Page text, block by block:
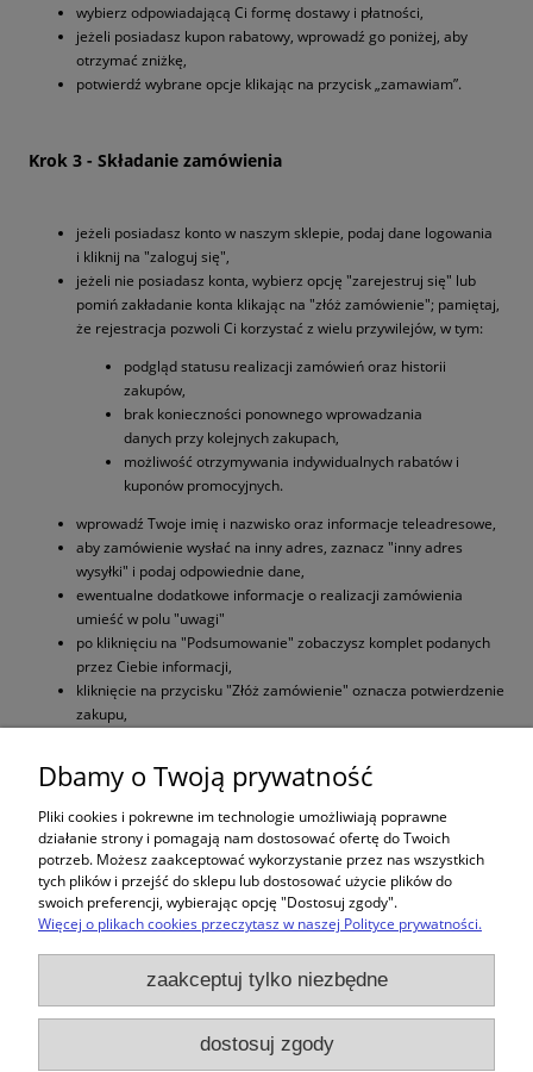
wybierz odpowiadającą Ci formę dostawy i płatności,
jeżeli posiadasz kupon rabatowy, wprowadź go poniżej, aby
otrzymać zniżkę,
potwierdź wybrane opcje klikając na przycisk „zamawiam”.
Krok 3 - Składanie zamówienia
jeżeli posiadasz konto w naszym sklepie, podaj dane logowania
i kliknij na "zaloguj się",
jeżeli nie posiadasz konta, wybierz opcję "zarejestruj się" lub
pomiń zakładanie konta klikając na "złóż zamówienie"; pamiętaj,
że rejestracja pozwoli Ci korzystać z wielu przywilejów, w tym:
podgląd statusu realizacji zamówień oraz historii
zakupów,
brak konieczności ponownego wprowadzania
danych przy kolejnych zakupach,
możliwość otrzymywania indywidualnych rabatów i
kuponów promocyjnych.
wprowadź Twoje imię i nazwisko oraz informacje teleadresowe,
aby zamówienie wysłać na inny adres, zaznacz "inny adres
wysyłki" i podaj odpowiednie dane,
ewentualne dodatkowe informacje o realizacji zamówienia
umieść w polu "uwagi"
po kliknięciu na "Podsumowanie" zobaczysz komplet podanych
przez Ciebie informacji,
kliknięcie na przycisku "Złóż zamówienie" oznacza potwierdzenie
zakupu,
Pamiętaj, że zarejestrowani klienci mogą w swoim koncie śledzić status
realizacji złożonych zamówień.
Zakupy
Pomoc
Moje konto
Dbamy o Twoją prywatność
Pliki cookies i pokrewne im technologie umożliwiają poprawne
działanie strony i pomagają nam dostosować ofertę do Twoich
potrzeb. Możesz zaakceptować wykorzystanie przez nas wszystkich
tych plików i przejść do sklepu lub dostosować użycie plików do
swoich preferencji, wybierając opcję "Dostosuj zgody".
Więcej o plikach cookies przeczytasz w naszej Polityce prywatności.
zaakceptuj tylko niezbędne
dostosuj zgody